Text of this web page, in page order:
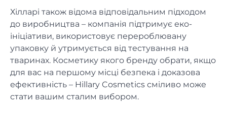
Хілларі також відома відповідальним підходом
до виробництва – компанія підтримує еко-
ініціативи, використовує перероблювану
упаковку й утримується від тестування на
тваринах. Косметику якого бренду обрати, якщо
для вас на першому місці безпека і доказова
ефективність – Hillary Cosmetics сміливо може
стати вашим сталим вибором.